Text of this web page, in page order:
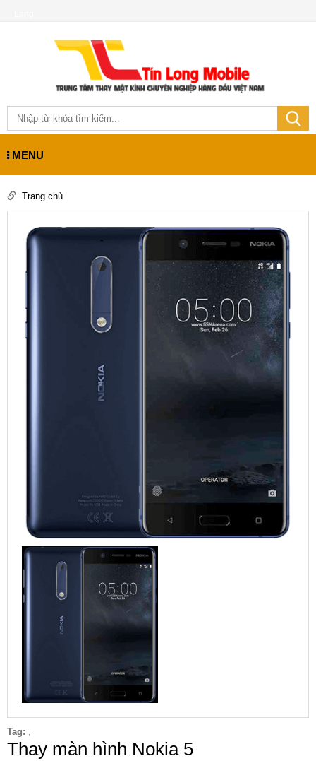
MENU
Trang chủ
Tag: ,
Thay màn hình Nokia 5